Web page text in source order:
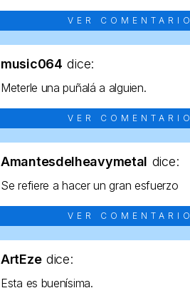
VER COMENTARIO
music064 dice:
Meterle una puñalá a alguien.
VER COMENTARIO
Amantesdelheavymetal dice:
Se refiere a hacer un gran esfuerzo
VER COMENTARIO
ArtEze dice:
Esta es buenísima.